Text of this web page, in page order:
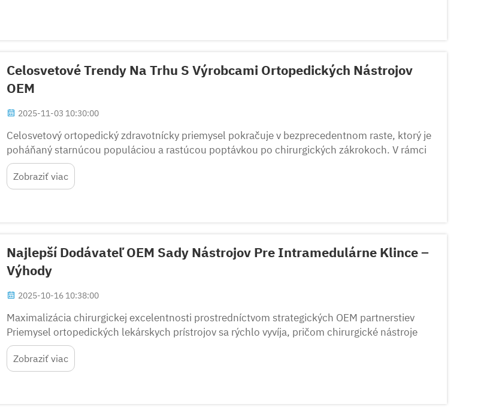
Celosvetové Trendy Na Trhu S Výrobcami Ortopedických Nástrojov
OEM
2025-11-03 10:30:00
Celosvetový ortopedický zdravotnícky priemysel pokračuje v bezprecedentnom raste, ktorý je
poháňaný starnúcou populáciou a rastúcou poptávkou po chirurgických zákrokoch. V rámci
tohto sa rozširujúceho trhu sa úloha výrobcu ortopedických nástrojov OEM stala...
Zobraziť viac
Najlepší Dodávateľ OEM Sady Nástrojov Pre Intramedulárne Klince –
Výhody
2025-10-16 10:38:00
Maximalizácia chirurgickej excelentnosti prostredníctvom strategických OEM partnerstiev
Priemysel ortopedických lekárskych prístrojov sa rýchlo vyvíja, pričom chirurgické nástroje
hrajú kľúčovú úlohu pri úspešných výsledkoch liečby pacientov. Spolupráca s dodávateľom
sady nástrojov pre intramedulárne klince...
Zobraziť viac